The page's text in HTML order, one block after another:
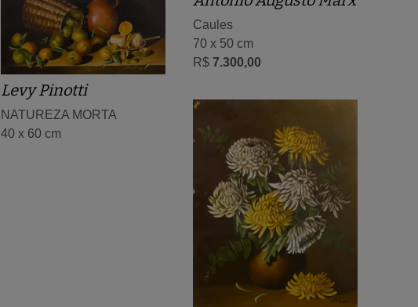
Caules
70 x 50 cm
R$ 7.300,00
Levy Pinotti
NATUREZA MORTA
40 x 60 cm